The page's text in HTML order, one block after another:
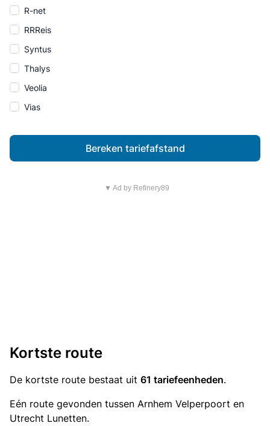
R-net
RRReis
Syntus
Thalys
Veolia
Vias
Bereken tariefafstand
▼ Ad by Refinery89
Kortste route
De kortste route bestaat uit 61 tariefeenheden.
Eén route gevonden tussen Arnhem Velperpoort en
Utrecht Lunetten.